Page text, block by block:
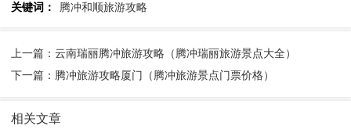
关键词： 腾冲和顺旅游攻略
上一篇：云南瑞丽腾冲旅游攻略（腾冲瑞丽旅游景点大全）
下一篇：腾冲旅游攻略厦门（腾冲旅游景点门票价格）
相关文章